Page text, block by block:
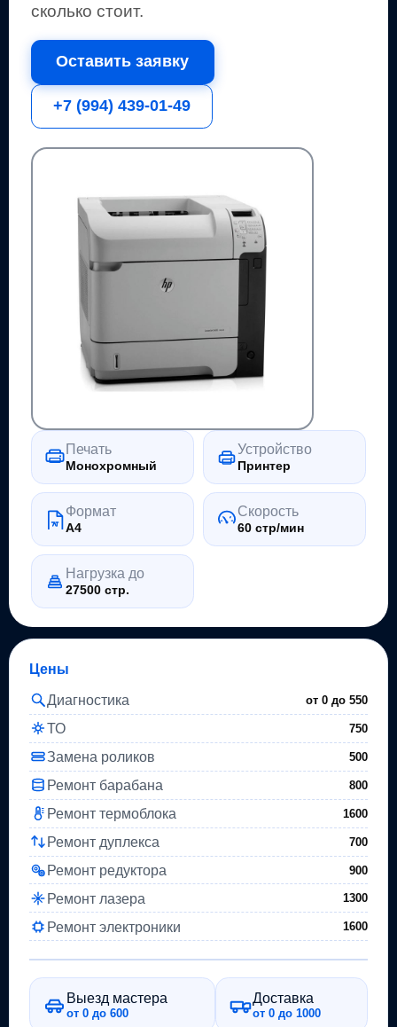
сколько стоит.
Оставить заявку
+7 (994) 439-01-49
Печать
Монохромный
Устройство
Принтер
Формат
A4
Скорость
60 стр/мин
Нагрузка до
27500 стр.
Цены
Диагностика
от 0 до550
ТО 750
Замена роликов 500
Ремонт барабана 800
Ремонт термоблока 1600
Ремонт дуплекса 700
Ремонт редуктора 900
Ремонт лазера 1300
Ремонт электроники 1600
Выезд мастера
от 0 до 600
Доставка
от 0 до 1000